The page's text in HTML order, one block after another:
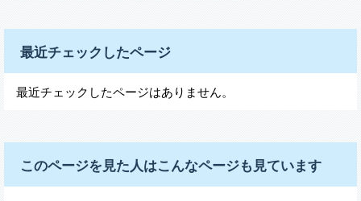
最近チェックしたページ
最近チェックしたページはありません。
このページを見た人はこんなページも見ています